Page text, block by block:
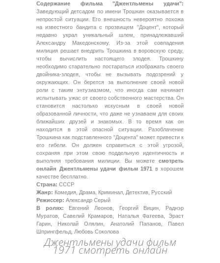
Содержание фильма "Джентльмены удачи":
Заведующий детсадом по имени Трошкин оказывается в
непростой ситуации. Его внешность невероятно похожа
на известного бандита с прозвищем "Доцент", который
недавно украл уникальный шлем, принадлежавший
Александру Македонскому. Из-за этой совпадения
милиция решает внедрить Трошкина в воровскую среду,
чтобы вычислить настоящего злодея. Трошкину
необходимо старательно постараться изображать своего
двойника-злодея, чтобы не вызывать подозрений у
окружающих. Он берется за выполнение своей новой
роли с таким энтузиазмом, что иногда сам начинает
испытывать ужас от своего собственного мастерства. Он
становится настолько искусным в своей новой
образованной личности, что даже не узнаваем для своих
ближайших друзей и знакомых. В то время как он
находится в этой опасной ситуации. Разоблачение
Трошкина как подставленного "Доцента" может привести к
его гибели. Он должен справиться с этой угрозой,
сохраняя при этом свою поддельную идентичность и
выполняя требования милиции. Вы можете смотреть
онлайн Джентльмены удачи фильм 1971 в хорошем
качестве бесплатно.
Страна: СССР
Жанр: Комедия, Драма, Криминал, Детектив, Русский
Режиссер: Александр Серый
В ролях: Евгений Леонов, Георгий Вицин, Раднэр
Муратов, Савелий Крамаров, Наталья Фатеева, Эраст
Гарин, Николай Олялин, Анатолий Папанов, Павел
Шпрингфельд, Любовь Соколова
Джентльмены удачи фильм
1971 смотреть онлайн